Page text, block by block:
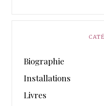
Biographie
Installations
Livres